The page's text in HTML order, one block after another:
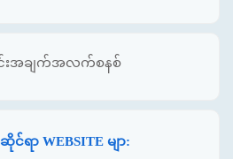
င်းအချက်အလက်စနစ်
ရာ WEBSITE မျာ: